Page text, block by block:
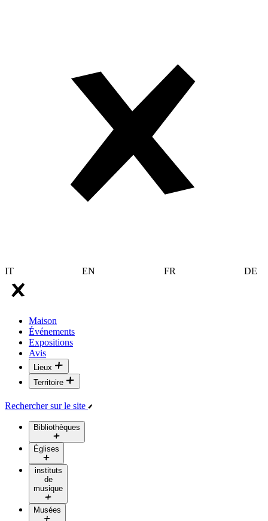
IT EN FR DE
Maison
Événements
Expositions
Avis
Lieux
Territoire
Rechercher sur le site
Bibliothèques
Églises
instituts
de
musique
Musées